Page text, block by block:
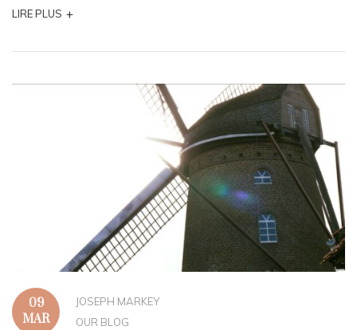
LIRE PLUS +
09
MAR
JOSEPH MARKEY
OUR BLOG